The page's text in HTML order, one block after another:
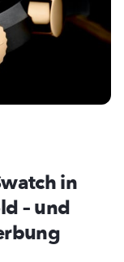
in
– und